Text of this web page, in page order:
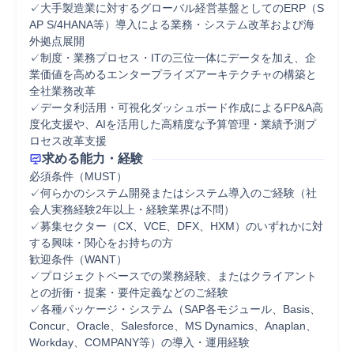
✓大手製造業に対するグローバル経営基盤としてのERP（S
AP S/4HANA等）導入による業務・システム改革および海
外拠点展開
✓制度・業務プロセス・ITの三位一体にデータを加え、企
業価値を高めるエンタープライズアーキテクチャの構築と
全社業務改革
✓データ利活用・可視化ダッシュボード作成によるFP&A高
度化支援や、AIを活用した高精度な予算管理・業績予測プ
ロセス改革支援
求める能力・経験
必須条件（MUST）
✓何らかのシステム開発またはシステム導入のご経験（社
会人実務経験2年以上・経験業界は不問）
✓募集セクター（CX、VCE、DFX、HXM）のいずれかに対
する興味・関心をお持ちの方
歓迎条件（WANT）
✓プロジェクトベースでの業務経験、またはクライアント
との折衝・提案・要件定義などのご経験
✓各種パッケージ・システム（SAP各モジュール、Basis、
Concur、Oracle、Salesforce、MS Dynamics、Anaplan、
Workday、COMPANY等）の導入・運用経験